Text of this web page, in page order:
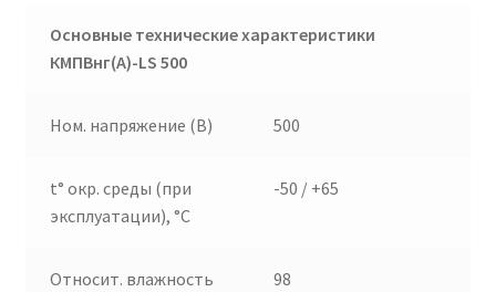
Основные технические характеристики
КМПВнг(А)-LS 500
Ном. напряжение (В) 500
t° окр. среды (при
эксплуатации), °C
-50 / +65
Относит. влажность
98